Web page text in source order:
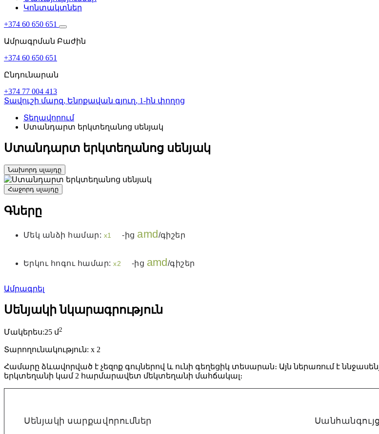
Կոնտակտներ
+374 60 650 651
Ամրագրման Բաժին
+374 60 650 651
Ընդունարան
+374 77 004 413
Տավուշի մարզ, Ենոքավան գյուղ, 1-ին փողոց
Տեղավորում
Ստանդարտ երկտեղանոց սենյակ
Ստանդարտ երկտեղանոց սենյակ
Նախորդ սլայդը
Հաջորդ սլայդը
Գները
Մեկ անձի համար: x1 -ից amd/գիշեր
Երկու հոգու համար: x2 -ից amd/գիշեր
Ամրագրել
Սենյակի նկարագրություն
Մակերես:25 մ2
Տարողունակություն: x 2
Համարը ձևավորված է չեզոք գույներով և ունի գեղեցիկ տեսարան։ Այն ներառում է
երկտեղանի կամ 2 հարմարավետ մեկտեղանի մահճակալ։
Սենյակի սարքավորումներ Սանհանգույց